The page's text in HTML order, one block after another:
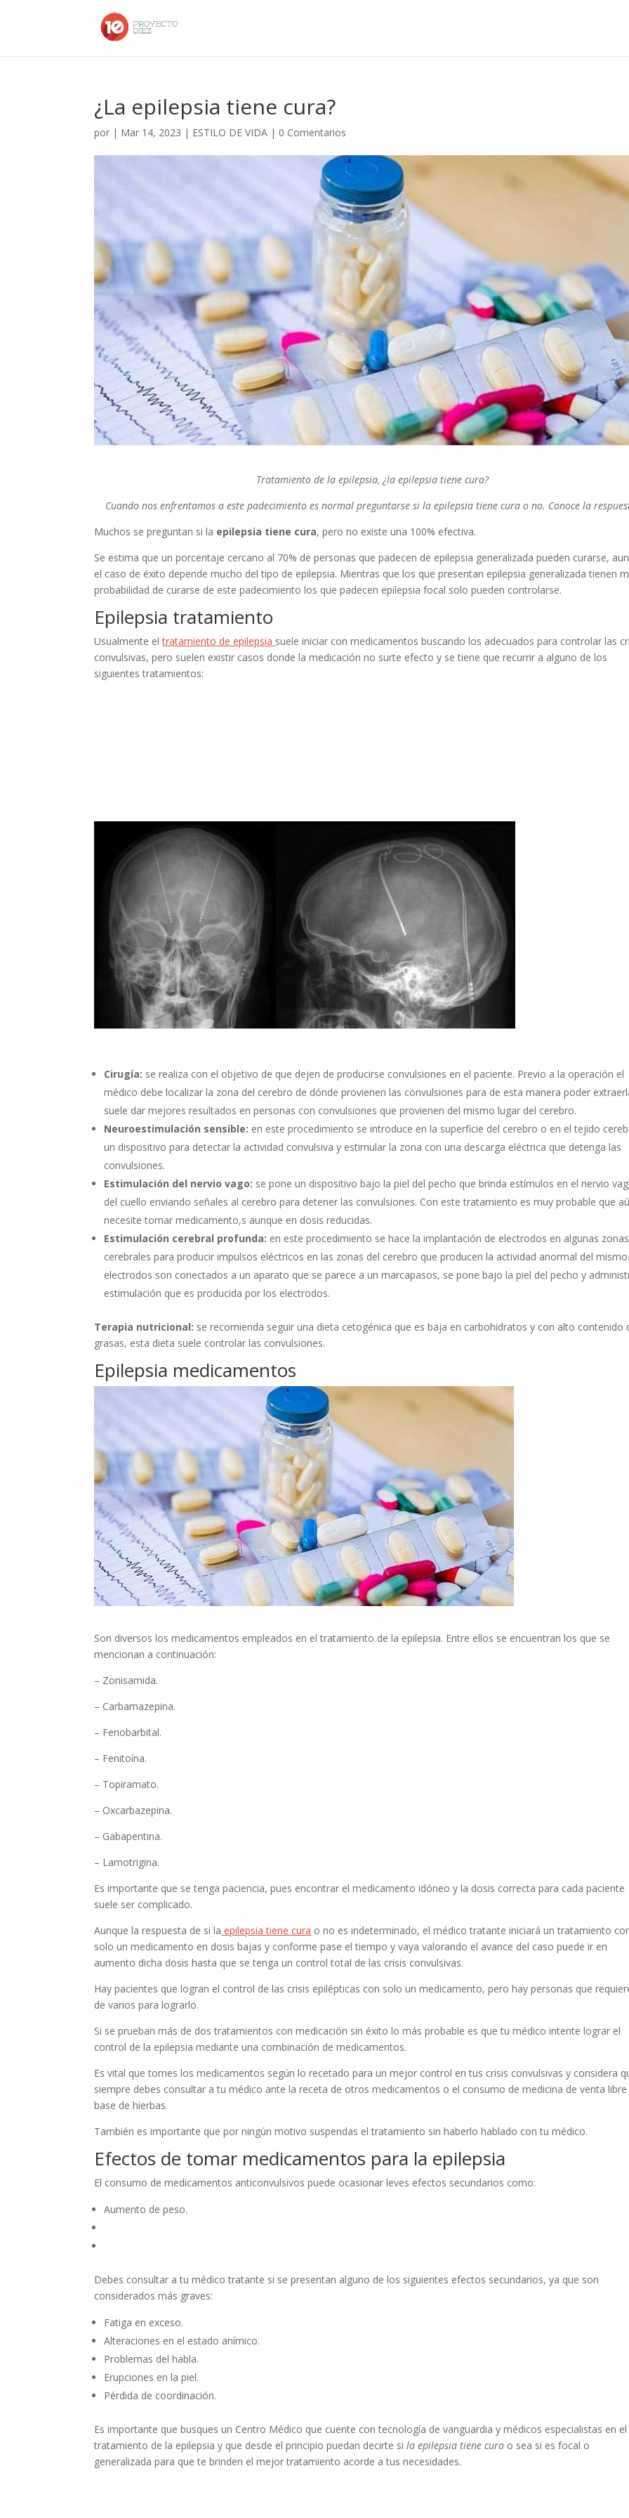
¿La epilepsia tiene cura?
por | Mar 14, 2023 | ESTILO DE VIDA | 0 Comentarios
Tratamiento de la epilepsia, ¿la epilepsia tiene cura?
Cuando nos enfrentamos a este padecimiento es normal preguntarse si la epilepsia tiene cura o no. Conoce la
Muchos se preguntan si la epilepsia tiene cura, pero no existe una 100% efectiva.
Se estima que un porcentaje cercano al 70% de personas que padecen de epilepsia generalizada pueden curarse,
el caso de éxito depende mucho del tipo de epilepsia. Mientras que los que presentan epilepsia generalizada tienen
probabilidad de curarse de este padecimiento los que padecen epilepsia focal solo pueden controlarse.
Epilepsia tratamiento
Usualmente eltratamiento de epilepsia suele iniciar con medicamentos buscando los adecuados para controlar las
convulsivas, pero suelen existir casos donde la medicación no surte efecto y se tiene que recurrir a alguno de los
siguientes tratamientos:
Cirugía: se realiza con el objetivo de que dejen de producirse convulsiones en el paciente. Previo a la operación el
médico debe localizar la zona del cerebro de dónde provienen las convulsiones para de esta manera poder
suele dar mejores resultados en personas con convulsiones que provienen del mismo lugar del cerebro.
Neuroestimulación sensible: en este procedimiento se introduce en la superficie del cerebro o en el tejido
un dispositivo para detectar la actividad convulsiva y estimular la zona con una descarga eléctrica que detenga las
convulsiones.
Estimulación del nervio vago: se pone un dispositivo bajo la piel del pecho que brinda estímulos en el nervio
del cuello enviando señales al cerebro para detener las convulsiones. Con este tratamiento es muy probable que
necesite tomar medicamento,s aunque en dosis reducidas.
Estimulación cerebral profunda: en este procedimiento se hace la implantación de electrodos en algunas zonas
cerebrales para producir impulsos eléctricos en las zonas del cerebro que producen la actividad anormal del
electrodos son conectados a un aparato que se parece a un marcapasos, se pone bajo la piel del pecho y
estimulación que es producida por los electrodos.
Terapia nutricional: se recomienda seguir una dieta cetogénica que es baja en carbohidratos y con alto contenido
grasas, esta dieta suele controlar las convulsiones.
Epilepsia medicamentos
Son diversos los medicamentos empleados en el tratamiento de la epilepsia. Entre ellos se encuentran los que se
mencionan a continuación:
– Zonisamida.
– Carbamazepina.
– Fenobarbital.
– Fenitoína.
– Topiramato.
– Oxcarbazepina.
– Gabapentina.
– Lamotrigina.
Es importante que se tenga paciencia, pues encontrar el medicamento idóneo y la dosis correcta para cada paciente
suele ser complicado.
Aunque la respuesta de si la epilepsia tiene cura o no es indeterminado, el médico tratante iniciará un tratamiento
solo un medicamento en dosis bajas y conforme pase el tiempo y vaya valorando el avance del caso puede ir en
aumento dicha dosis hasta que se tenga un control total de las crisis convulsivas.
Hay pacientes que logran el control de las crisis epilépticas con solo un medicamento, pero hay personas que
de varios para lograrlo.
Si se prueban más de dos tratamientos con medicación sin éxito lo más probable es que tu médico intente lograr el
control de la epilepsia mediante una combinación de medicamentos.
Es vital que tomes los medicamentos según lo recetado para un mejor control en tus crisis convulsivas y considera
siempre debes consultar a tu médico ante la receta de otros medicamentos o el consumo de medicina de venta
base de hierbas.
También es importante que por ningún motivo suspendas el tratamiento sin haberlo hablado con tu médico.
Efectos de tomar medicamentos para la epilepsia
El consumo de medicamentos anticonvulsivos puede ocasionar leves efectos secundarios como:
Aumento de peso.
Debes consultar a tu médico tratante si se presentan alguno de los siguientes efectos secundarios, ya que son
considerados más graves:
Fatiga en exceso.
Alteraciones en el estado anímico.
Problemas del habla.
Erupciones en la piel.
Pérdida de coordinación.
Es importante que busques un Centro Médico que cuente con tecnología de vanguardia y médicos especialistas en el
tratamiento de la epilepsia y que desde el principio puedan decirte sila epilepsia tiene cura o sea si es focal o
generalizada para que te brinden el mejor tratamiento acorde a tus necesidades.